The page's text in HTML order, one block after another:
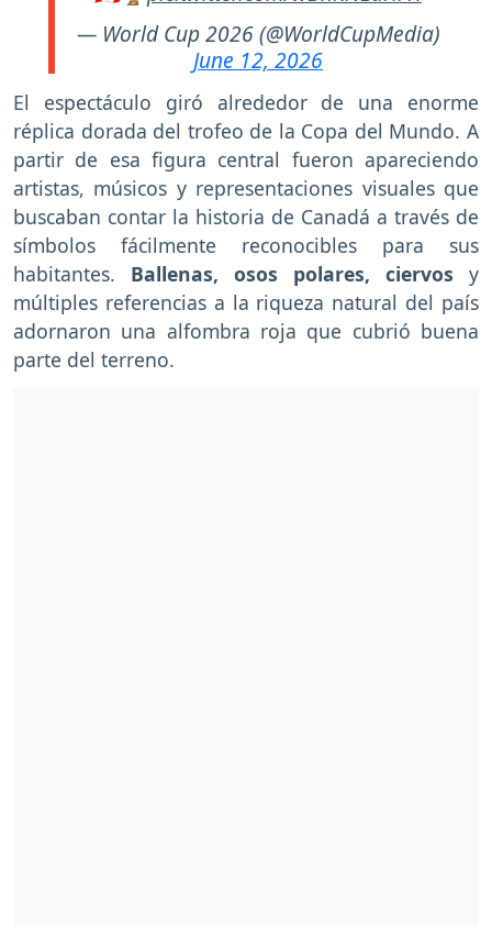
— World Cup 2026 (@WorldCupMedia)
June 12, 2026
El espectáculo giró alrededor de una enorme
réplica dorada del trofeo de la Copa del Mundo. A
partir de esa figura central fueron apareciendo
artistas, músicos y representaciones visuales que
buscaban contar la historia de Canadá a través de
símbolos fácilmente reconocibles para sus
habitantes. Ballenas, osos polares, ciervos y
múltiples referencias a la riqueza natural del país
adornaron una alfombra roja que cubrió buena
parte del terreno.